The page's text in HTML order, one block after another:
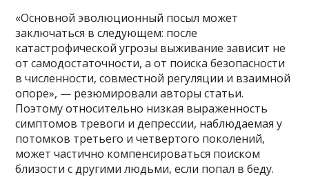
«Основной эволюционный посыл может
заключаться в следующем: после
катастрофической угрозы выживание зависит не
от самодостаточности, а от поиска безопасности
в численности, совместной регуляции и взаимной
опоре», — резюмировали авторы статьи.
Поэтому относительно низкая выраженность
симптомов тревоги и депрессии, наблюдаемая у
потомков третьего и четвертого поколений,
может частично компенсироваться поиском
близости с другими людьми, если попал в беду.